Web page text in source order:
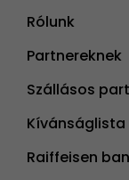
Rólunk
Partnereknek
Szállásos
Kívánságlista
Raiffeisen